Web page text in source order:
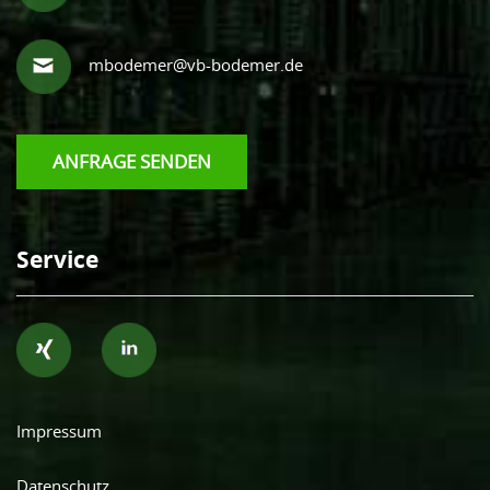
mbodemer@vb-bodemer.de
ANFRAGE SENDEN
Service
Impressum
Datenschutz